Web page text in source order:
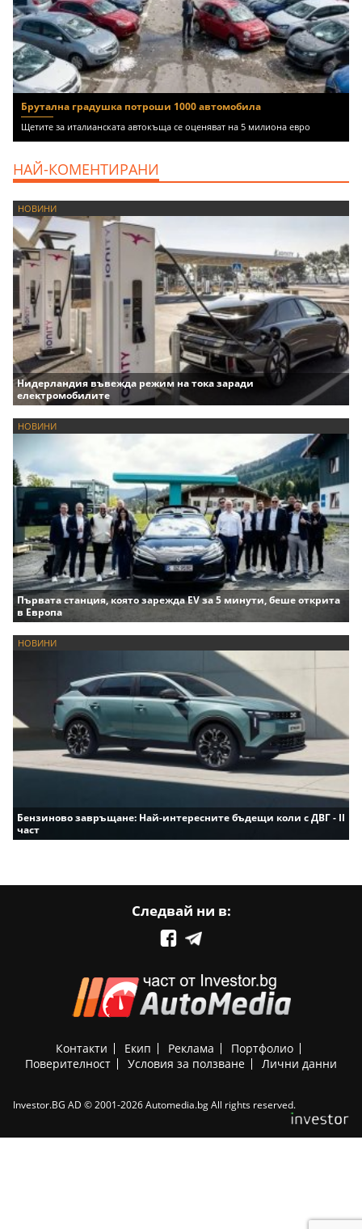
Брутална градушка потроши 1000 автомобила
Щетите за италианската автокъща се оценяват на 5 милиона евро
НАЙ-КОМЕНТИРАНИ
НОВИНИ
Нидерландия въвежда режим на тока заради
електромобилите
НОВИНИ
Първата станция, която зарежда EV за 5 минути, беше открита
в Европа
НОВИНИ
Бензиново завръщане: Най-интересните бъдещи коли с ДВГ - II
част
Следвай ни в:
Контакти Екип Реклама
Портфолио
Поверителност
Условия за ползване Лични данни
Investor.BG AD © 2001-2026 Automedia.bg All rights reserved.